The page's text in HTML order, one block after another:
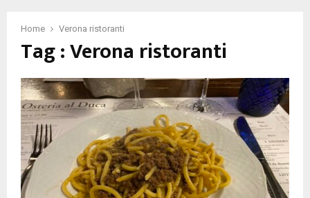
Home Verona ristoranti
Tag : Verona ristoranti